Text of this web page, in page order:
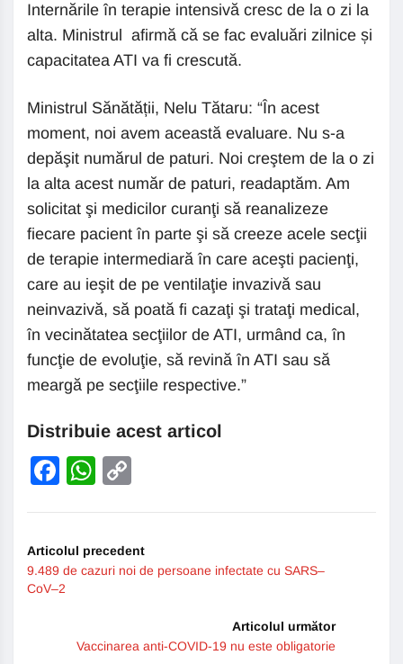
Internările în terapie intensivă cresc de la o zi la
alta. Ministrul afirmă că se fac evaluări zilnice și
capacitatea ATI va fi crescută.
Ministrul Sănătății, Nelu Tătaru: “În acest
moment, noi avem această evaluare. Nu s-a
depăşit numărul de paturi. Noi creştem de la o zi
la alta acest număr de paturi, readaptăm. Am
solicitat şi medicilor curanţi să reanalizeze
fiecare pacient în parte şi să creeze acele secţii
de terapie intermediară în care aceşti pacienţi,
care au ieşit de pe ventilaţie invazivă sau
neinvazivă, să poată fi cazaţi şi trataţi medical,
în vecinătatea secţiilor de ATI, urmând ca, în
funcţie de evoluţie, să revină în ATI sau să
meargă pe secţiile respective.”
Distribuie acest articol
Facebook
WhatsApp
Articolul precedent
9.489 de cazuri noi de persoane infectate cu SARS–
CoV–2
Articolul următor
Vaccinarea anti-COVID-19 nu este obligatorie